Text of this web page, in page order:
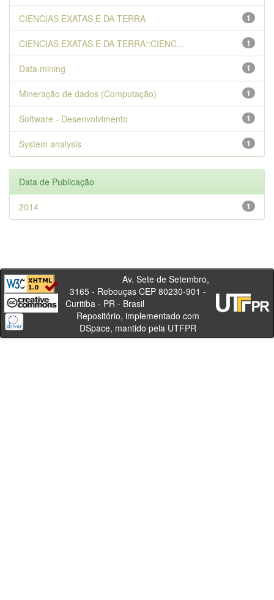
1
CIENCIAS EXATAS E DA TERRA
1
CIENCIAS EXATAS E DA TERRA::CIENC...
1
Data mining
1
Mineração de dados (Computação)
1
Software - Desenvolvimento
1
System analysis
Data de Publicação
1
2014
Av. Sete de Setembro,
3165 - Rebouças CEP 80230-901 -
Curitiba - PR - Brasil
Repositório, implementado com
DSpace, mantido pela UTFPR